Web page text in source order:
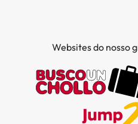
Websites do nosso